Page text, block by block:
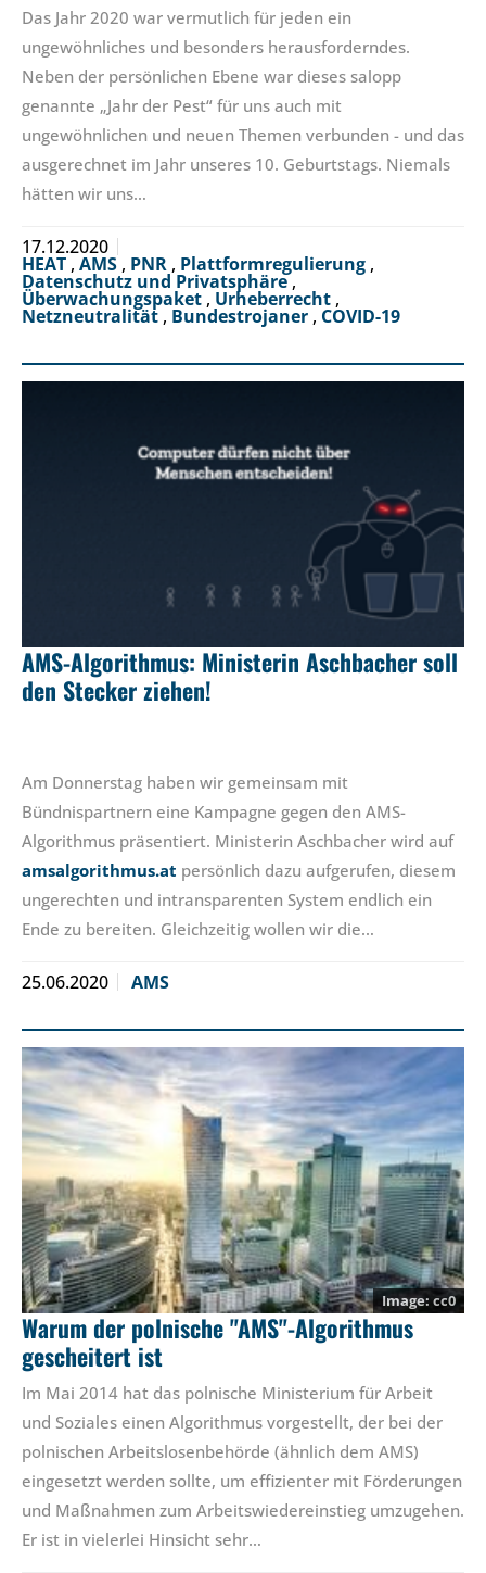
Das Jahr 2020 war vermutlich für jeden ein
ungewöhnliches und besonders herausforderndes.
Neben der persönlichen Ebene war dieses salopp
genannte „Jahr der Pest“ für uns auch mit
ungewöhnlichen und neuen Themen verbunden - und das
ausgerechnet im Jahr unseres 10. Geburtstags. Niemals
hätten wir uns…
17.12.2020
HEAT , AMS , PNR , Plattformregulierung ,
Datenschutz und Privatsphäre,
Überwachungspaket , Urheberrecht ,
Netzneutralität , Bundestrojaner , COVID-19
AMS-Algorithmus: Ministerin Aschbacher soll
den Stecker ziehen!
Am Donnerstag haben wir gemeinsam mit
Bündnispartnern eine Kampagne gegen den AMS-
Algorithmus präsentiert. Ministerin Aschbacher wird auf
amsalgorithmus.at persönlich dazu aufgerufen, diesem
ungerechten und intransparenten System endlich ein
Ende zu bereiten. Gleichzeitig wollen wir die…
25.06.2020 AMS
cc0
Warum der polnische "AMS"-Algorithmus
gescheitert ist
Im Mai 2014 hat das polnische Ministerium für Arbeit
und Soziales einen Algorithmus vorgestellt, der bei der
polnischen Arbeitslosenbehörde (ähnlich dem AMS)
eingesetzt werden sollte, um effizienter mit Förderungen
und Maßnahmen zum Arbeitswiedereinstieg umzugehen.
Er ist in vielerlei Hinsicht sehr…